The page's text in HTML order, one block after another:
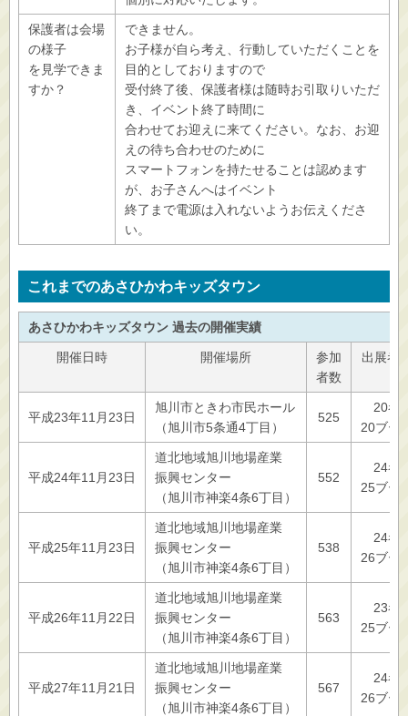
保護者は会場
の様子
を見学できま
すか？
できません。
お子様が自ら考え、行動していただくことを
目的としておりますので
受付終了後、保護者様は随時お引取りいただ
き、イベント終了時間に
合わせてお迎えに来てください。なお、お迎
えの待ち合わせのために
スマートフォンを持たせることは認めます
が、お子さんへはイベント
終了まで電源は入れないようお伝えくださ
い。
これまでのあさひかわキッズタウン
あさひかわキッズタウン 過去の開催実績
開催日時 開催場所
参加
者数
出展者
平成23年11月23日
旭川市ときわ市民ホール
（旭川市5条通4丁目）
525
20者
20ブー
平成24年11月23日
道北地域旭川地場産業
振興センター
（旭川市神楽4条6丁目）
552
24者
25ブー
平成25年11月23日
道北地域旭川地場産業
振興センター
（旭川市神楽4条6丁目）
538
24者
26ブー
平成26年11月22日
道北地域旭川地場産業
振興センター
（旭川市神楽4条6丁目）
563
23者
25ブー
平成27年11月21日
道北地域旭川地場産業
振興センター
（旭川市神楽4条6丁目）
567
24者
26ブー